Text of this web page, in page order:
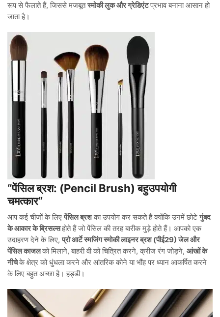
रूप से फैलाते हैं, जिससे मजबूतस्मोकी लुक और ग्रेडिएंटप्रभाव बनाना आसान हो
जाता है।
“पेंसिल ब्रश: (Pencil Brush) बहुउपयोगी
चमत्कार”
आप कई चीजों के लिएपेंसिल ब्रशका उपयोग कर सकते हैं क्योंकि उनमें छोटेगुंबद
के आकार के ब्रिसल्सहोते हैं जो पेंसिल की तरह बारीक मुड़े होते हैं। आपको एक
उदाहरण देने के लिए,प्रो आर्टे स्मजिंग स्मोकी लाइनर ब्रश (पीई29) जेल और
पेंसिल काजलको मिलाने, बाहरी वी को चित्रित करने, क्रीज रंग जोड़ने, आंखों के
नीचेके क्षेत्र को धुंधला करने और आंतरिक कोने या भौंह पर ध्यान आकर्षित करने
के लिए बहुत अच्छा है। हड्डी।